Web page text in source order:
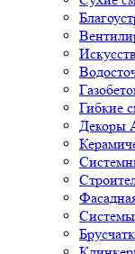
Гибкие
Декоры
Системы